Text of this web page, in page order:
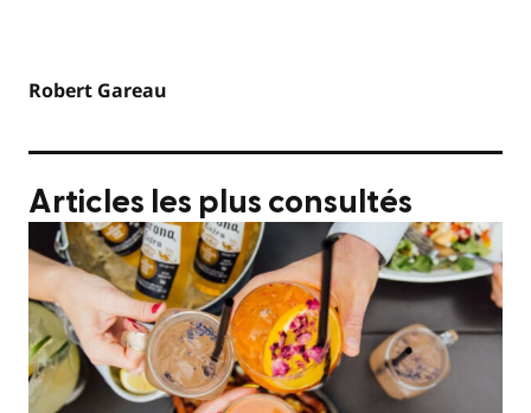
Robert Gareau
Articles les plus consultés